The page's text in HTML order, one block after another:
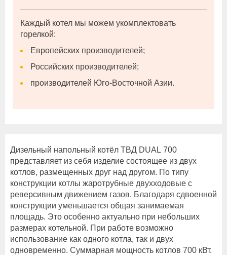
Каждый котел мы можем укомплектовать
горелкой:
Европейских производителей;
Российских производителей;
производителей Юго-Восточной Азии.
Дизельный напольный котёл ТВД DUAL 700
представляет из себя изделие состоящее из двух
котлов, размещенных друг над другом. По типу
конструкции котлы жаротрубные двухходовые с
реверсивным движением газов. Благодаря сдвоенной
конструкции уменьшается общая занимаемая
площадь. Это особенно актуально при небольших
размерах котельной. При работе возможно
использование как одного котла, так и двух
одновременно. Суммарная мощность котлов 700 кВт.